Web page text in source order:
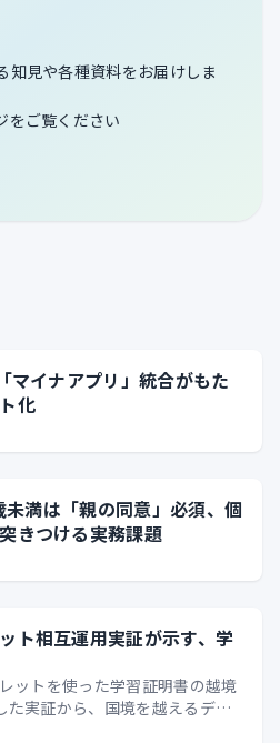
知見や各種資料をお届けしま
をご覧ください
マイナアプリ」統合がもた
化
未満は「親の同意」必須、個
きつける実務課題
ト相互運用実証が示す、学
ットを使った学習証明書の越境
た実証から、国境を越えるデジ
す。